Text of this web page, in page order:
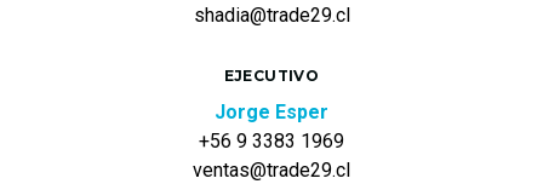
shadia@trade29.cl
EJECUTIVO
Jorge Esper
+56 9 3383 1969
ventas@trade29.cl